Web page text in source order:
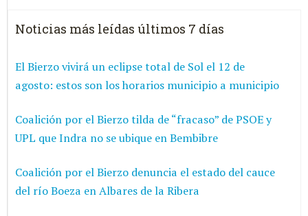
Noticias más leídas últimos 7 días
El Bierzo vivirá un eclipse total de Sol el 12 de
agosto: estos son los horarios municipio a municipio
Coalición por el Bierzo tilda de “fracaso” de PSOE y
UPL que Indra no se ubique en Bembibre
Coalición por el Bierzo denuncia el estado del cauce
del río Boeza en Albares de la Ribera